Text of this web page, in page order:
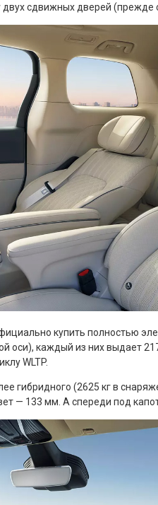
сдвижных дверей (прежде
купить полностью
каждый из них выдает
WLTP.
гибридного (2625 кг в
— 133 мм. А спереди под